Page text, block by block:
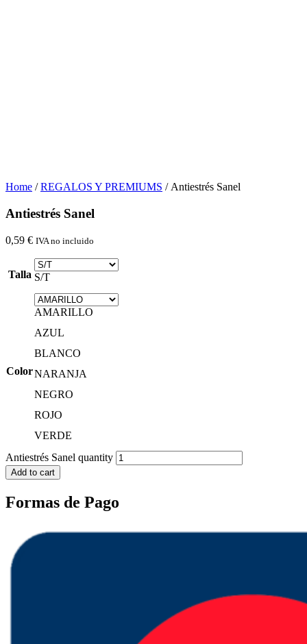
Home /REGALOS Y PREMIUMS / Antiestrés Sanel
Antiestrés Sanel
0,59 € IVA no incluido
Talla S/T
Color
AMARILLO
AZUL
BLANCO
NARANJA
NEGRO
ROJO
VERDE
Antiestrés Sanel quantity
Add to cart
Formas de Pago